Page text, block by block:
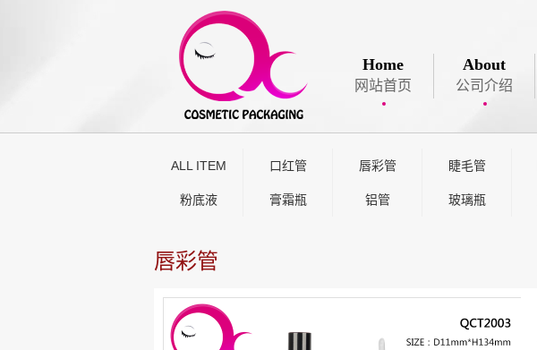
Home
网站首页
About
公司介绍
ALL ITEM 口红管 唇彩管 睫毛管
粉底液 膏霜瓶 铝管 玻璃瓶
唇彩管